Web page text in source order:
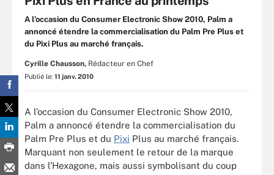
A l’occasion du Consumer Electronic Show 2010, Palm a
annoncé étendre la commercialisation du Palm Pre Plus et
du Pixi Plus au marché français.
Cyrille Chausson, Rédacteur en Chef
Publié le: 11 janv. 2010
A l’occasion du Consumer Electronic Show 2010,
Palm a annoncé étendre la commercialisation du
Palm Pre Plus et du Pixi Plus au marché français.
Marquant non seulement le retour de la marque
dans l’Hexagone, mais aussi symbolisant du coup